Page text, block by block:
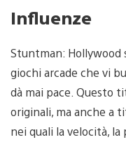
Influenze
Stuntman: Hollywood
giochi arcade che vi
dà mai pace. Questo
originali, ma anche a
nei quali la velocità, la